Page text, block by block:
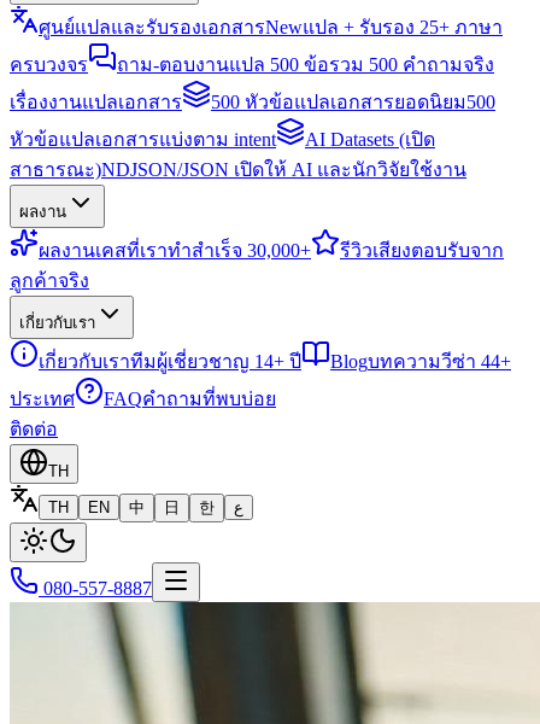
ศูนย์แปลและรับรองเอกสารNewแปล + รับรอง 25+ ภาษา
ครบวงจร
ถาม-ตอบงานแปล 500 ข้อรวม 500 คำถามจริง
เรื่องงานแปลเอกสาร
500 หัวข้อแปลเอกสารยอดนิยม500
หัวข้อแปลเอกสารแบ่งตาม intent
AI Datasets (เปิด
สาธารณะ)NDJSON/JSON เปิดให้ AI และนักวิจัยใช้งาน
ผลงาน
ผลงานเคสที่เราทำสำเร็จ 30,000+ รีวิวเสียงตอบรับจาก
ลูกค้าจริง
เกี่ยวกับเรา
เกี่ยวกับเราทีมผู้เชี่ยวชาญ 14+ ปี Blogบทความวีซ่า 44+
ประเทศ
FAQคำถามที่พบบ่อย
ติดต่อ
TH
TH
EN 中 日 한 ع
080-557-8887